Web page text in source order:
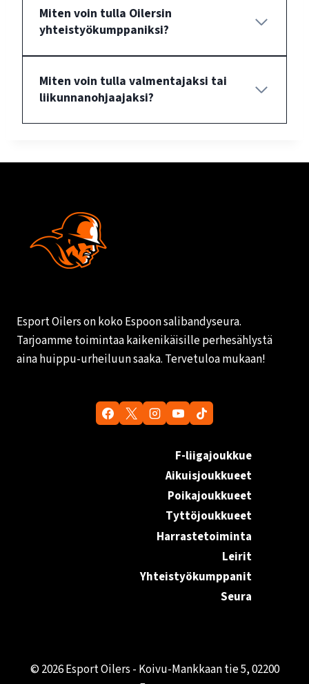
Miten voin tulla Oilersin
yhteistyökumppaniksi?
Miten voin tulla valmentajaksi tai
liikunnanohjaajaksi?
Esport Oilers on koko Espoon salibandyseura.
Tarjoamme toimintaa kaikenikäisille perhesählystä
aina huippu-urheiluun saaka. Tervetuloa mukaan!
F-liigajoukkue
Aikuisjoukkueet
Poikajoukkueet
Tyttöjoukkueet
Harrastetoiminta
Leirit
Yhteistyökumppanit
Seura
© 2026 Esport Oilers - Koivu-Mankkaan tie 5, 02200